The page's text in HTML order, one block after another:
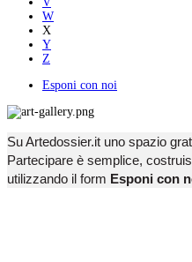
W
X
Y
Z
Esponi con noi
Su Artedossier.it uno spazio
Partecipare è semplice,
utilizzando il form Esponi con